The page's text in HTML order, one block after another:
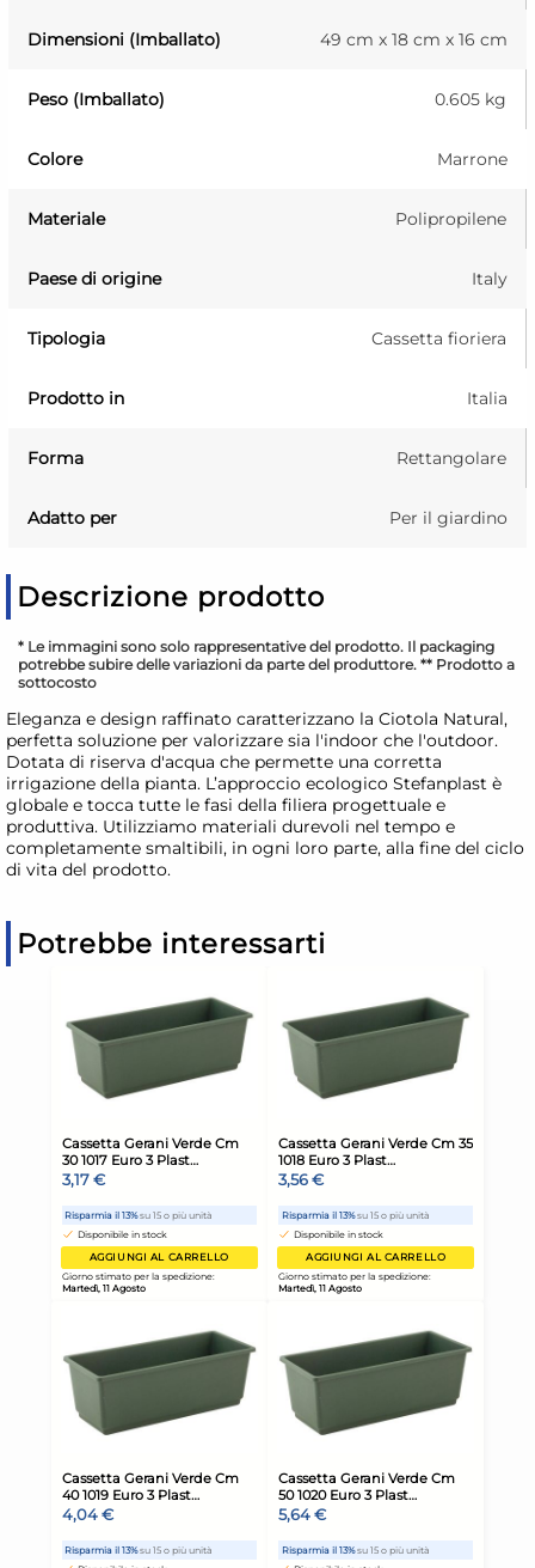
Dimensioni (Imballato) 49 cm x 18 cm x 16 cm
Peso (Imballato) 0.605 kg
Colore Marrone
Materiale Polipropilene
Paese di origine Italy
Tipologia Cassetta fioriera
Prodotto in Italia
Forma Rettangolare
Adatto per Per il giardino
Descrizione prodotto
* Le immagini sono solo rappresentative del prodotto. Il packaging
potrebbe subire delle variazioni da parte del produttore. ** Prodotto a
sottocosto
Eleganza e design raffinato caratterizzano la Ciotola Natural,
perfetta soluzione per valorizzare sia l'indoor che l'outdoor.
Dotata di riserva d'acqua che permette una corretta
irrigazione della pianta. L’approccio ecologico Stefanplast è
globale e tocca tutte le fasi della filiera progettuale e
produttiva. Utilizziamo materiali durevoli nel tempo e
completamente smaltibili, in ogni loro parte, alla fine del ciclo
di vita del prodotto.
Potrebbe interessarti